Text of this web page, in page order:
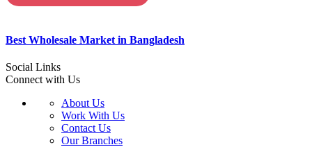
Best Wholesale Market in Bangladesh
Social Links
Connect with Us
About Us
Work With Us
Contact Us
Our Branches